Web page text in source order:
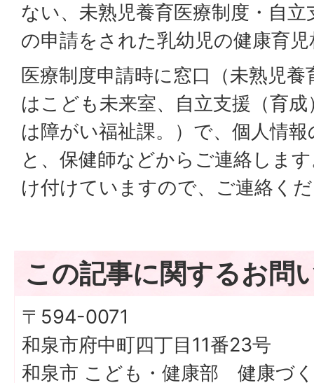
ない、未熟児養育医療制度・自
の申請をされた乳幼児の健康育
医療制度申請時に窓口（未熟児
はこども未来室、自立支援（育
は障がい福祉課。）で、個人情
と、保健師などからご連絡しま
け付けていますので、ご連絡く
この記事に関するお問
〒594-0071
和泉市府中町四丁目11番23号
和泉市 こども・健康部 健康づ